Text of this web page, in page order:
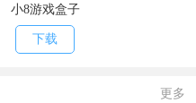
小8游戏盒子
下载
更多